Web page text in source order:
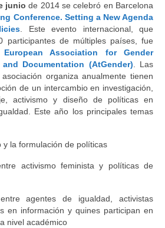
juniode 2014 se celebró en Barcelona
Conference. Setting a New Agenda
. Este evento internacional, que
participantes de múltiples países, fue
European Association for Gender
Documentation (AtGender). Las
organiza anualmente tienen
de un intercambio en investigación,
activismo y diseño de políticas en
Este año los principales temas
la formulación de políticas
activismo feminista y políticas de
agentes de igualdad, activistas
en información y quines participan en
nivel académico